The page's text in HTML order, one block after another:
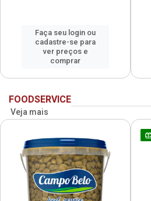
Faça seu login ou
cadastre-se para
ver preços e
comprar
FOODSERVICE
Veja mais